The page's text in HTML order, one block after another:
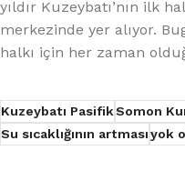
yıldır Kuzeybatı’nın ilk
merkezinde yer alıyor.
halkı için her zaman
Kuzeybatı PasifikSomon
Su sıcaklığının artmasıyok